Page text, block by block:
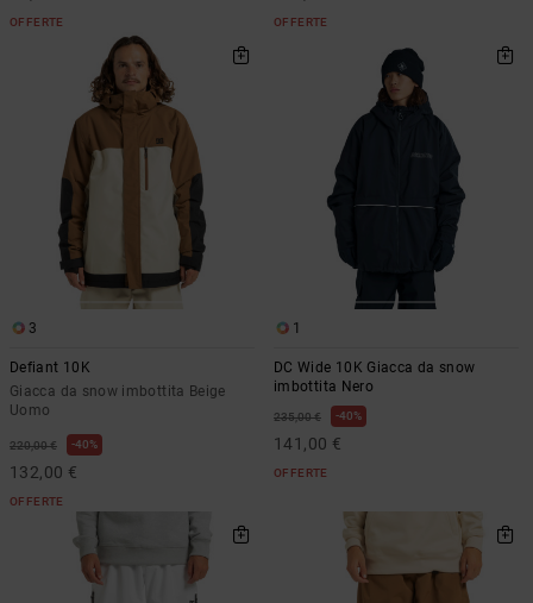
OFFERTE OFFERTE
3
Defiant 10K
Giacca da snow imbottita Beige
Uomo
220,00 € 40%
132,00 €
OFFERTE
1
DC Wide 10K Giacca da snow
imbottita Nero
235,00 € 40%
141,00 €
OFFERTE